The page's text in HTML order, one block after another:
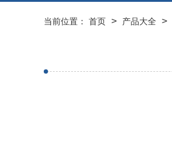
当前位置： 首页 > 产品大全 >